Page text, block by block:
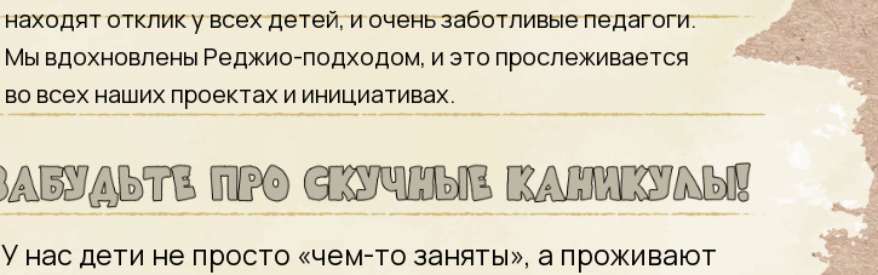
У нас дети не просто «чем-то заняты», а проживают
находят отклик у всех детей, и очень заботливые педагоги.
Мы вдохновлены Реджио-подходом, и это прослеживается
во всех наших проектах и инициативах.